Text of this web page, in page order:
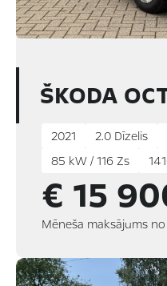
ŠKODA
2021 2.0 Dīzelis
85 kW / 116 Zs
€ 15
Mēneša maksājums no